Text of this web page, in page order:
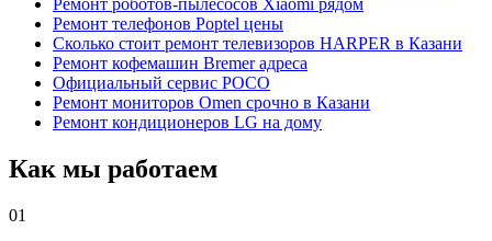
Ремонт телефонов Poptel цены
Сколько стоит ремонт телевизоров HARPER в Казани
Ремонт кофемашин Bremer адреса
Официальный сервис POCO
Ремонт мониторов Omen срочно в Казани
Ремонт кондиционеров LG на дому
Как мы работаем
01